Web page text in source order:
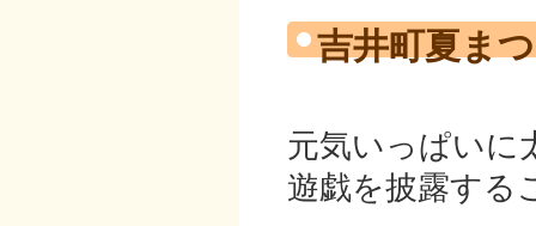
吉井町夏ま
元気いっぱいに
遊戯を披露する